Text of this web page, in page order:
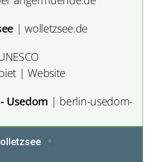
| wolletzsee.de
| Website
Usedom | berlin-usedom-